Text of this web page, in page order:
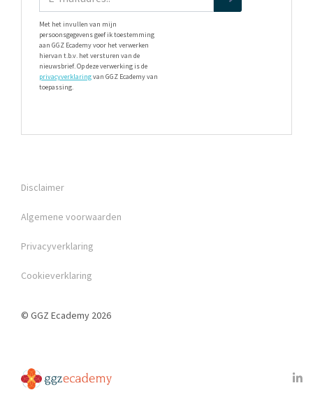
Met het invullen van mijn
persoonsgegevens geef ik toestemming
aan GGZ Ecademy voor het verwerken
hiervan t.b.v. het versturen van de
nieuwsbrief. Op deze verwerking is de
privacyverklaringvan GGZ Ecademy van
toepassing.
Disclaimer
Algemene voorwaarden
Privacyverklaring
Cookieverklaring
© GGZ Ecademy 2026